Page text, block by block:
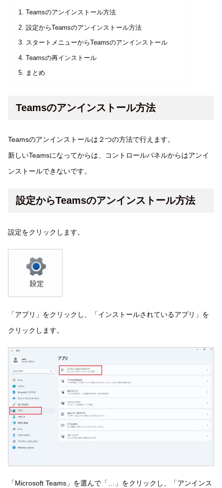
Teamsのアンインストール方法
設定からTeamsのアンインストール方法
スタートメニューからTeamsのアンインストール
Teamsの再インストール
まとめ
Teamsのアンインストール方法
Teamsのアンインストールは２つの方法で行えます。
新しいTeamsになってからは、コントロールパネルからはアンイ
ンストールできないです。
設定からTeamsのアンインストール方法
設定をクリックします。
「アプリ」をクリックし、「インストールされているアプリ」を
クリックします。
「Microsoft Teams」を選んで「…」をクリックし、「アンインス